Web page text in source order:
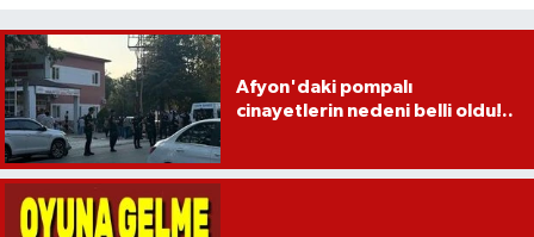
Afyon'daki pompalı
cinayetlerin nedeni belli oldu!..